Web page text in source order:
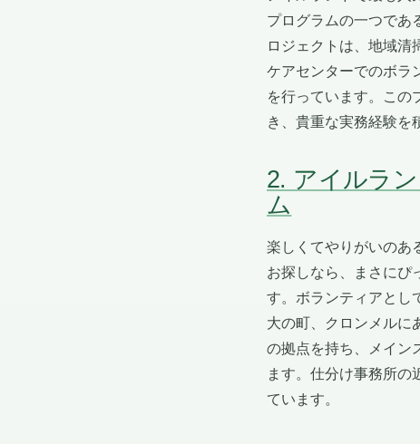
プログラムの一つであ
ロジェクトは、地域清
ケアセンターでのボラ
を行っています。この
き、貴重な実務経験を
2. アイルラ
ム
楽しくてやりがいのあ
お探しなら、まさにぴ
す。ボランティアとし
大の町、クロンメルに
の拠点を持ち、メイン
ます。仕分け事務所の
ています。